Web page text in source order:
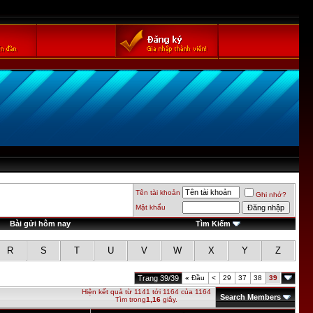
Tên tài khoản
Ghi nhớ?
Mật khẩu
Bài gửi hôm nay Tìm Kiếm
R S T U V W X Y Z
Trang 39/39 « Đầu < 29 37 38
39
Hiện kết quả từ 1141 tới 1164 của 1164
Tìm trong1,16 giây. Search Members